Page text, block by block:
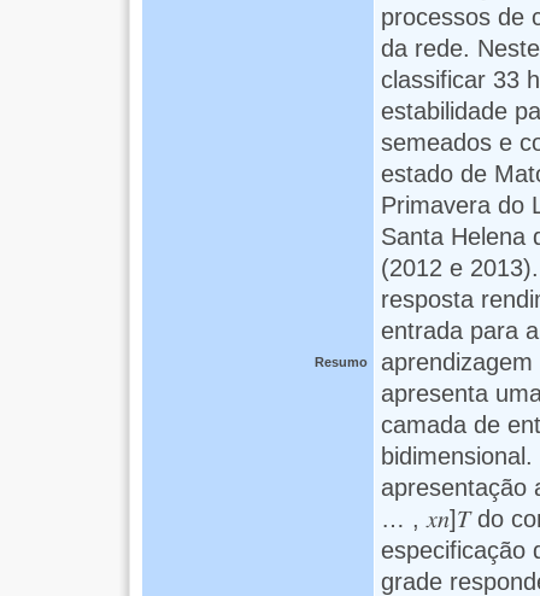
Resumo
processos de
da rede.
classificar 33
estabilidade
semeados e
estado de
Primavera do
Santa Helena
(2012 e
resposta
entrada para
apresenta
camada de
apresentação
… , 𝑥𝑛]𝑇 do
especificação
grade